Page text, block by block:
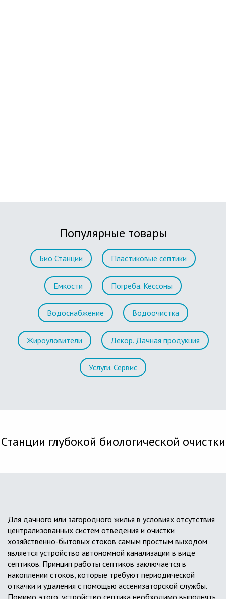
Популярные товары
Био Станции Пластиковые септики
Емкости Погреба. Кессоны
Водоснабжение Водоочистка
Жироуловители Декор. Дачная продукция
Услуги. Сервис
Станции глубокой биологической очистки
Для дачного или загородного жилья в условиях отсутствия
централизованных систем отведения и очистки
хозяйственно-бытовых стоков самым простым выходом
является устройство автономной канализации в виде
септиков. Принцип работы септиков заключается в
накоплении стоков, которые требуют периодической
откачки и удаления с помощью ассенизаторской службы.